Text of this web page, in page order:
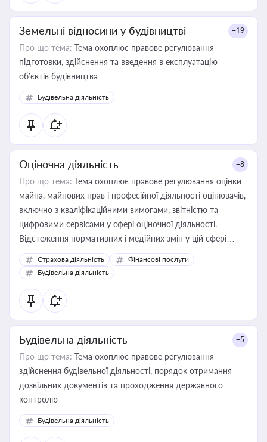
Земельні відносини у будівництві +19
Про що тема: Тема охоплює правове регулювання
підготовки, здійснення та введення в експлуатацію
об’єктів будівництва
Будівельна діяльність
Оціночна діяльність +8
Про що тема: Тема охоплює правове регулювання оцінки
майна, майнових прав і професійної діяльності оцінювачів,
включно з кваліфікаційними вимогами, звітністю та
цифровими сервісами у сфері оціночної діяльності.
Відстеження нормативних і медійних змін у цій сфері
корисне для власника бізнесу, керівника, юриста або
бухгалтера під час оподаткування, приватизації, оренди
державного майна, корпоративних угод і перевірки
статусу суб'єктів оціночної діяльності
Страхова діяльність
Фінансові послуги
Будівельна діяльність
Будівельна діяльність +5
Про що тема: Тема охоплює правове регулювання
здійснення будівельної діяльності, порядок отримання
дозвільних документів та проходження державного
контролю
Будівельна діяльність